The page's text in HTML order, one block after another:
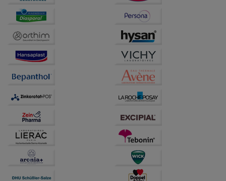
Website weiter für Sie optimieren können, den Inhalt
auf unserer Website aber auch die Werbung auf
Drittseiten möglichst relevant für Sie zu gestalten.
Bitte beachten Sie, dass Daten hierfür teilweise an
Dritte wie z.B. Google oder soziale Medien